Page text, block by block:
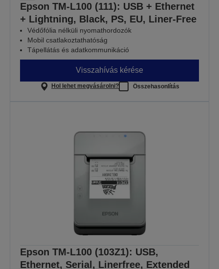
Epson TM-L100 (111): USB + Ethernet
+ Lightning, Black, PS, EU, Liner-Free
Védőfólia nélküli nyomathordozók
Mobil csatlakoztathatóság
Tápellátás és adatkommunikáció
Visszahívás kérése
Hol lehet megvásárolni? Összehasonlítás
Epson TM-L100 (103Z1): USB,
Ethernet, Serial, Linerfree, Extended